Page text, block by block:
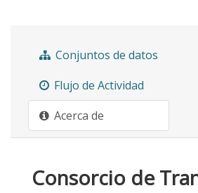
Conjuntos de datos
Flujo de Actividad
Acerca de
Consorcio de